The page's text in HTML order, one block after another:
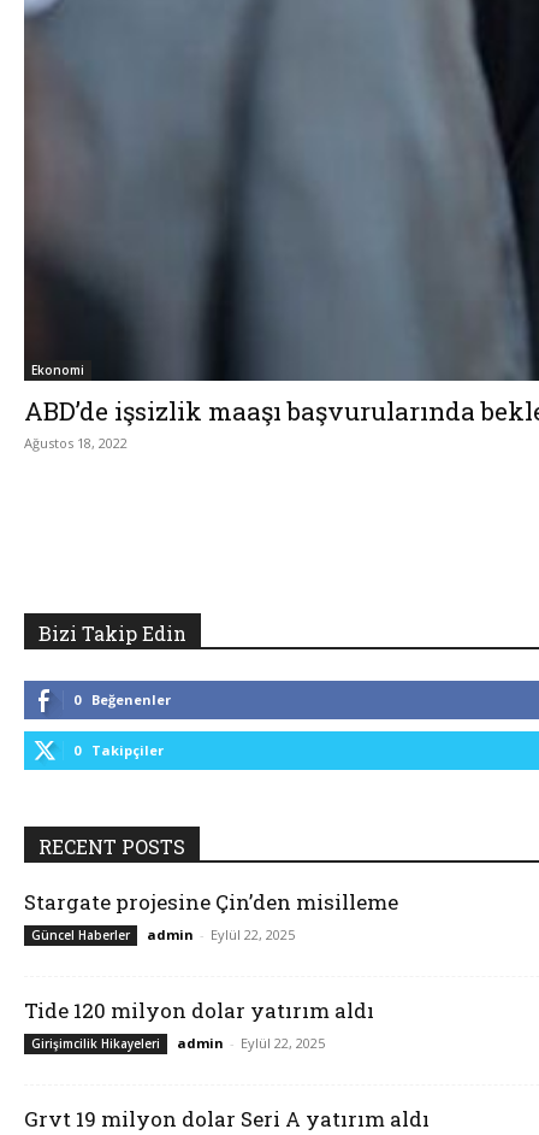
Ekonomi
ABD’de işsizlik maaşı başvurularında
Ağustos 18, 2022
Bizi Takip Edin
0 Beğenenler
0 Takipçiler
RECENT POSTS
Stargate projesine Çin’den misilleme
Güncel Haberler admin - Eylül 22, 2025
Tide 120 milyon dolar yatırım aldı
Girişimcilik Hikayeleri admin - Eylül 22, 2025
Grvt 19 milyon dolar Seri A yatırım aldı